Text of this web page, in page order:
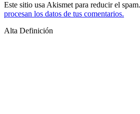
Este sitio usa Akismet para reducir el spam.
procesan los datos de tus comentarios.
Alta Definición